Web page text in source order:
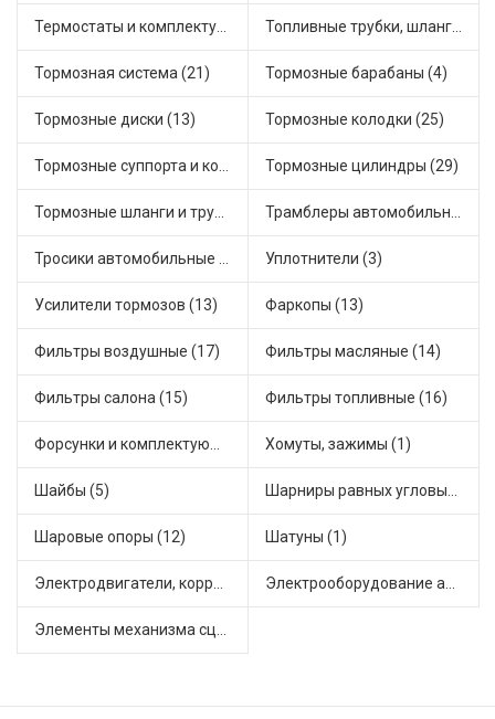
Термостаты и комплектующие системы охлаждения (102) Топливные трубки, шланги, магистрали и рампы (5)
Тормозная система (21) Тормозные барабаны (4)
Тормозные диски (13) Тормозные колодки (25)
Тормозные суппорта и комплектующие (7) Тормозные цилиндры (29)
Тормозные шланги и трубки (14) Трамблеры автомобильные (18)
Тросики автомобильные (29) Уплотнители (3)
Усилители тормозов (13) Фаркопы (13)
Фильтры воздушные (17) Фильтры масляные (14)
Фильтры салона (15) Фильтры топливные (16)
Форсунки и комплектующие (4) Хомуты, зажимы (1)
Шайбы (5) Шарниры равных угловых скоростей, приводные валы (16)
Шаровые опоры (12) Шатуны (1)
Электродвигатели, корректоры и приводы автомобильн (38) Электрооборудование автомобилей (24)
Элементы механизма сцепления (75)